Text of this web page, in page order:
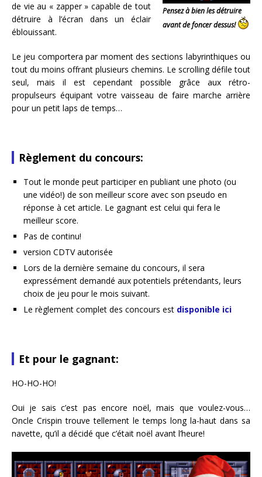
Pensez à bien les détruire
avant de foncer dessus!
de vie au « zapper » capable de tout
détruire à l’écran dans un éclair
éblouissant.
Le jeu comportera par moment des sections labyrinthiques ou
tout du moins offrant plusieurs chemins. Le scrolling défile tout
seul, mais il est cependant possible grâce aux rétro-
propulseurs équipant votre vaisseau de faire marche arrière
pour un petit laps de temps…
Règlement du concours:
Tout le monde peut participer en publiant une photo (ou
une vidéo!) de son meilleur score avec son pseudo en
réponse à cet article. Le gagnant est celui qui fera le
meilleur score.
Pas de continu!
version CDTV autorisée
Lors de la dernière semaine du concours, il sera
expressément demandé aux potentiels prétendants, leurs
choix de jeu pour le mois suivant.
Le règlement complet des concours est disponible ici
Et pour le gagnant:
HO-HO-HO!
Oui je sais c’est pas encore noël, mais que voulez-vous…
Oncle Crispin trouve tellement le temps long la-haut dans sa
navette, qu’il a décidé que c’était noël avant l’heure!